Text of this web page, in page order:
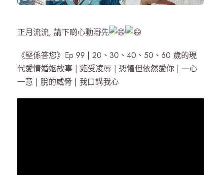
正月流流, 講下啲心動嘢先
《堅係答您》Ep 99 | 20、30、40、50、60 歲的現
代愛情婚姻故事 | 飽受凌辱 | 恐懼但依然愛你 | 一心
一意 | 脫的威脅 | 我口講我心